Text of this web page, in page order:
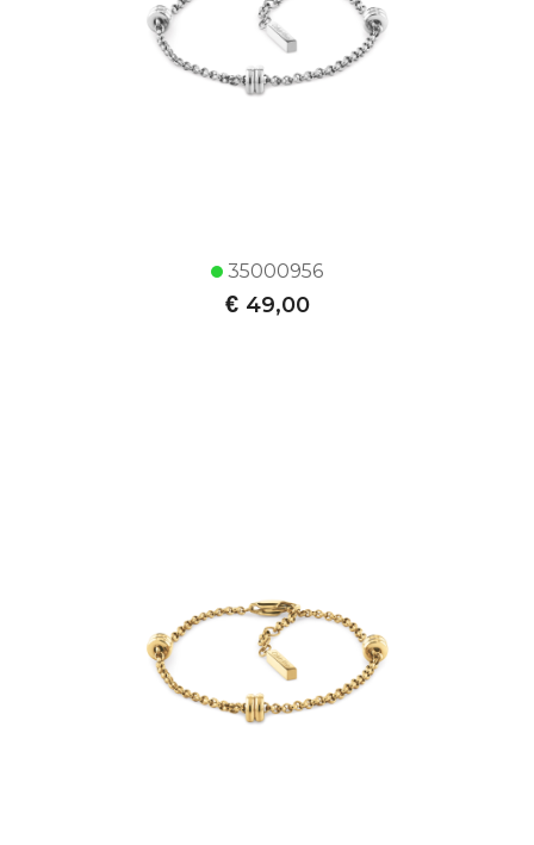
35000956
€ 49,00